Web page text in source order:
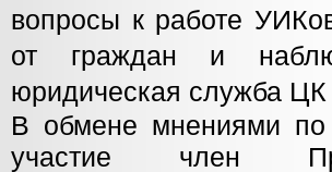
вопросы к работе
от граждан и
юридическая служба
В обмене мнениями по
участие член